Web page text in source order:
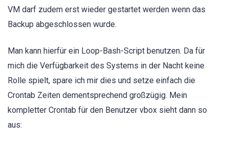
VM darf zudem erst wieder gestartet werden wenn das
Backup abgeschlossen wurde.
Man kann hierfür ein Loop-Bash-Script benutzen. Da für
mich die Verfügbarkeit des Systems in der Nacht keine
Rolle spielt, spare ich mir dies und setze einfach die
Crontab Zeiten dementsprechend großzügig. Mein
kompletter Crontab für den Benutzer vbox sieht dann so
aus: